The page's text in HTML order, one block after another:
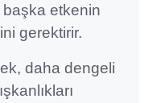
etkenin
gerektirir.
daha dengeli